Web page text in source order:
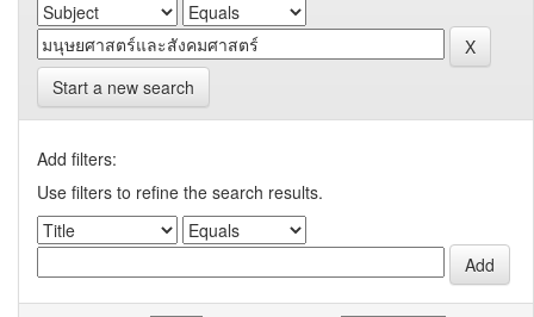
Start a new search
Add filters:
Use filters to refine the search results.